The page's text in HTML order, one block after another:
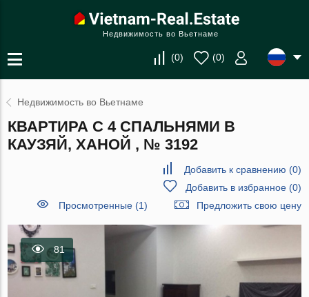
Недвижимость во Вьетнаме
(0) (0)
Недвижимость во Вьетнаме
КВАРТИРА С 4 СПАЛЬНЯМИ В
КАУЗЯЙ, ХАНОЙ , № 3192
Добавить к сравнению (0)
Добавить в избранное(0)
Просмотренные (1)
Предложить свою цену
81